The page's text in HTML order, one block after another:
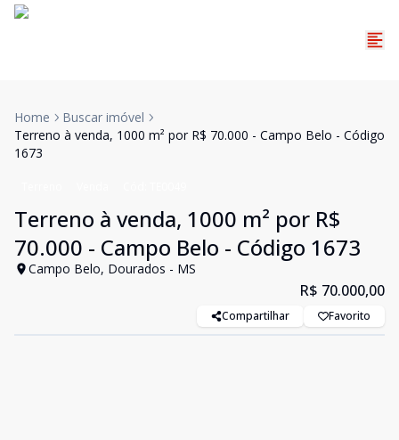
Home
Buscar imóvel
Terreno à venda, 1000 m² por R$ 70.000 - Campo Belo - Código
1673
Terreno à venda, 1000 m² por R$
70.000 - Campo Belo - Código 1673
Campo Belo, Dourados - MS
R$ 70.000,00
Compartilhar Favorito